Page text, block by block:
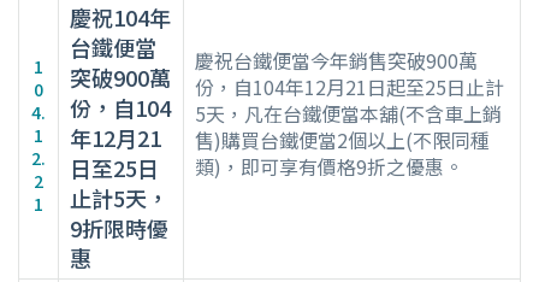
1
0
4.
1
2.
2
1
慶祝104年
台鐵便當
突破900萬
份，自104
年12月21
日至25日
止計5天，
9折限時優
惠
慶祝台鐵便當今年銷售突破900萬
份，自104年12月21日起至25日止計
5天，凡在台鐵便當本舖(不含車上銷
售)購買台鐵便當2個以上(不限同種
類)，即可享有價格9折之優惠。